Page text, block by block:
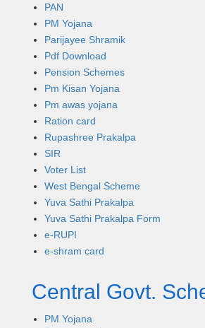
PAN
PM Yojana
Parijayee Shramik
Pdf Download
Pension Schemes
Pm Kisan Yojana
Pm awas yojana
Ration card
Rupashree Prakalpa
SIR
Voter List
West Bengal Scheme
Yuva Sathi Prakalpa
Yuva Sathi Prakalpa Form
e-RUPI
e-shram card
Central Govt.
PM Yojana